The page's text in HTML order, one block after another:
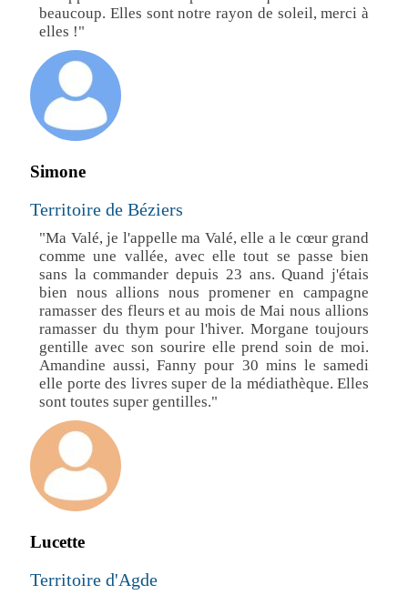
beaucoup. Elles sont notre rayon de soleil, merci à
elles !"
Simone
Territoire de Béziers
"Ma Valé, je l'appelle ma Valé, elle a le cœur grand
comme une vallée, avec elle tout se passe bien
sans la commander depuis 23 ans. Quand j'étais
bien nous allions nous promener en campagne
ramasser des fleurs et au mois de Mai nous allions
ramasser du thym pour l'hiver. Morgane toujours
gentille avec son sourire elle prend soin de moi.
Amandine aussi, Fanny pour 30 mins le samedi
elle porte des livres super de la médiathèque. Elles
sont toutes super gentilles."
Lucette
Territoire d'Agde